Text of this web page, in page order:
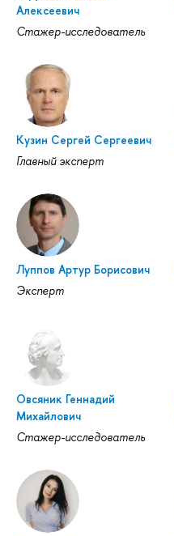
Алексеевич
Стажер-исследователь
Кузин Сергей Сергеевич
Главный эксперт
Луппов Артур Борисович
Эксперт
Овсяник Геннадий
Михайлович
Стажер-исследователь